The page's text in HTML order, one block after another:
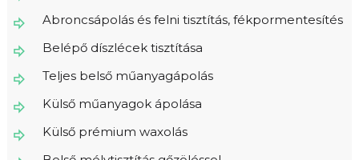
Abroncsápolás és felni tisztítás, fékpormentesítés
Belépő díszlécek tisztítása
Teljes belső műanyagápolás
Külső műanyagok ápolása
Külső prémium waxolás